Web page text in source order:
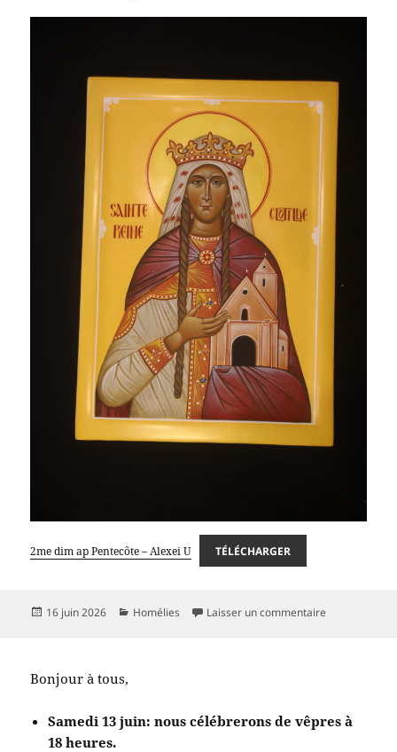
2me dim ap Pentecôte – Alexei U TÉLÉCHARGER
Publié
16 juin 2026 Catégories
Homélies Laisser un commentairesur 14 juin
Bonjour à tous,
Samedi 13 juin: nous célébrerons de vêpres à
18 heures.